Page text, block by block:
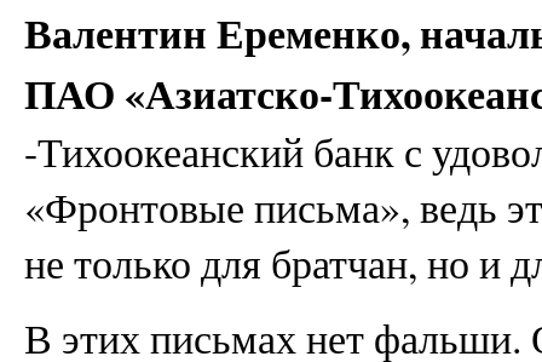
Валентин Еременко,
ПАО «Азиатско-
-Тихоокеанский банк с
«Фронтовые письма», ведь
не только для братчан, но и
В этих письмах нет